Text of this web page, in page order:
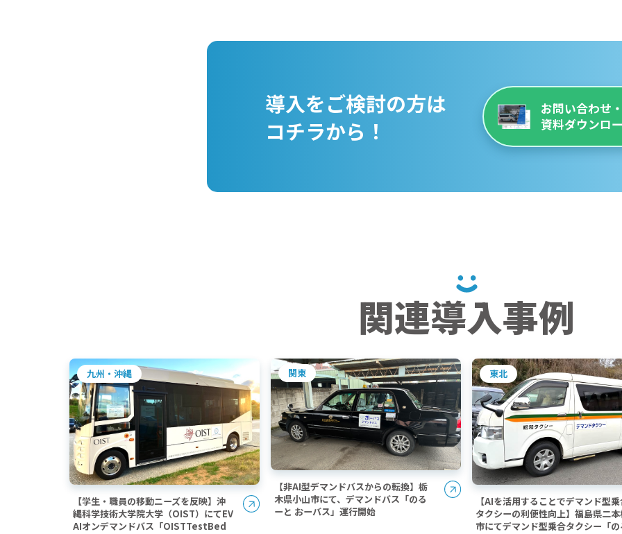
導入をご検討の方は
コチラから！
お問い合わせ
資料ダウンロ
関連導入事例
九州・沖縄
【学生・職員の移動ニーズを反映】沖
縄科学技術大学院大学（OIST）にてEV
AIオンデマンドバス「OISTTestBed
関東
【非AI型デマンドバスからの転換】栃
木県小山市にて、デマンドバス「のる
ーと おーバス」運行開始
東北
【AIを活用することでデマンド型
タクシーの利便性向上】福島県二
市にてデマンド型乗合タクシー「